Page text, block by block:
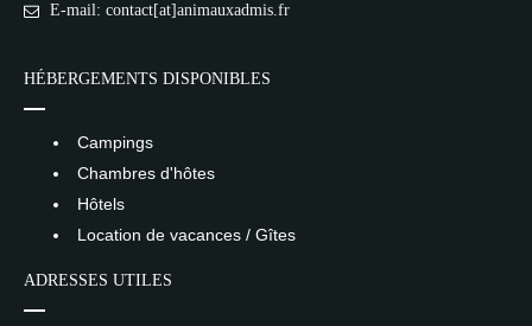
E-mail: contact[at]animauxadmis.fr
HÉBERGEMENTS DISPONIBLES
Campings
Chambres d'hôtes
Hôtels
Location de vacances / Gîtes
ADRESSES UTILES